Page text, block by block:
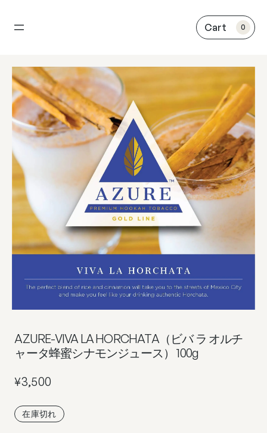
容
キ
ッ
プ
0
AZURE-VIVA LA HORCHATA（ビバ ラ オルチ
ャータ蜂蜜シナモンジュース） 100g
¥3,500
在庫切れ